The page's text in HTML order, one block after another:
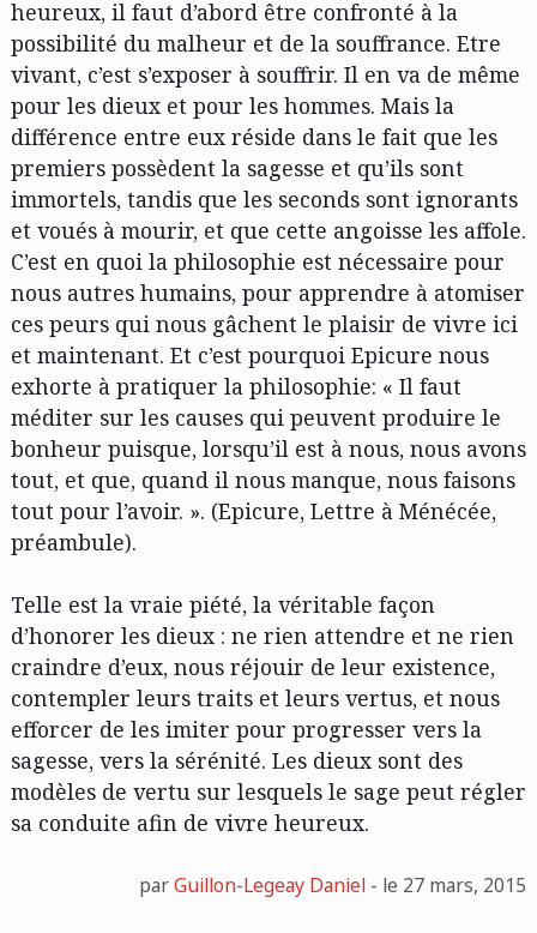
heureux, il faut d’abord être confronté à la
possibilité du malheur et de la souffrance. Etre
vivant, c’est s’exposer à souffrir. Il en va de même
pour les dieux et pour les hommes. Mais la
différence entre eux réside dans le fait que les
premiers possèdent la sagesse et qu’ils sont
immortels, tandis que les seconds sont ignorants
et voués à mourir, et que cette angoisse les affole.
C’est en quoi la philosophie est nécessaire pour
nous autres humains, pour apprendre à atomiser
ces peurs qui nous gâchent le plaisir de vivre ici
et maintenant. Et c’est pourquoi Epicure nous
exhorte à pratiquer la philosophie: « Il faut
méditer sur les causes qui peuvent produire le
bonheur puisque, lorsqu’il est à nous, nous avons
tout, et que, quand il nous manque, nous faisons
tout pour l’avoir. ». (Epicure, Lettre à Ménécée,
préambule).
Telle est la vraie piété, la véritable façon
d’honorer les dieux : ne rien attendre et ne rien
craindre d’eux, nous réjouir de leur existence,
contempler leurs traits et leurs vertus, et nous
efforcer de les imiter pour progresser vers la
sagesse, vers la sérénité. Les dieux sont des
modèles de vertu sur lesquels le sage peut régler
sa conduite afin de vivre heureux.
parGuillon-Legeay Daniel - le 27 mars, 2015